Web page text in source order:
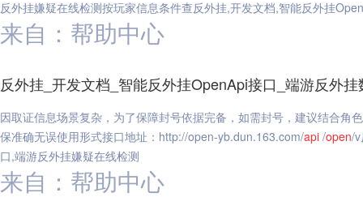
反外挂嫌疑在线检测按玩家信息条件查反外挂,开发文档,智能反外挂
来自：帮助中心
反外挂_开发文档_智能反外挂OpenApi接口_端游反外
因取证信息场景复杂，为了保障封号依据完备，如需封号，建议结合角
保准确无误使用形式接口地址：http://open-yb.dun.163.com/api /open/
口,端游反外挂嫌疑在线检测
来自：帮助中心